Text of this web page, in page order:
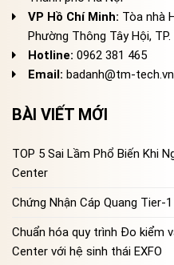
VP Hồ Chí Minh: Tòa nhà
Phường Thông Tây Hội, TP.
Hotline: 0962 381 465
Email: badanh@tm-tech.vn
BÀI VIẾT MỚI
TOP 5 Sai Lầm Phổ Biến Khi
Center
Chứng Nhận Cáp Quang Tier-
Chuẩn hóa quy trình Đo kiểm
Center với hệ sinh thái EXFO